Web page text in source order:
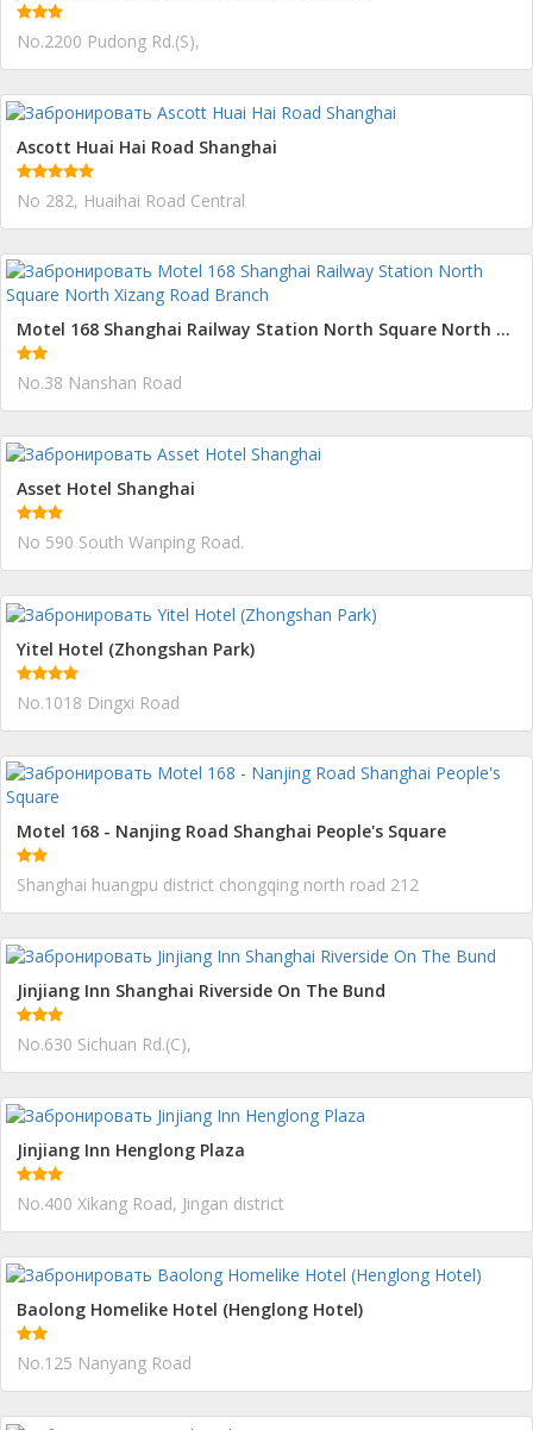
No.2200 Pudong Rd.(S),
Ascott Huai Hai Road Shanghai
No 282, Huaihai Road Central
Motel 168 Shanghai Railway Station North Square North Xizang Road Branch
No.38 Nanshan Road
Asset Hotel Shanghai
No 590 South Wanping Road.
Yitel Hotel (Zhongshan Park)
No.1018 Dingxi Road
Motel 168 - Nanjing Road Shanghai People's Square
Shanghai huangpu district chongqing north road 212
Jinjiang Inn Shanghai Riverside On The Bund
No.630 Sichuan Rd.(C),
Jinjiang Inn Henglong Plaza
No.400 Xikang Road, Jingan district
Baolong Homelike Hotel (Henglong Hotel)
No.125 Nanyang Road